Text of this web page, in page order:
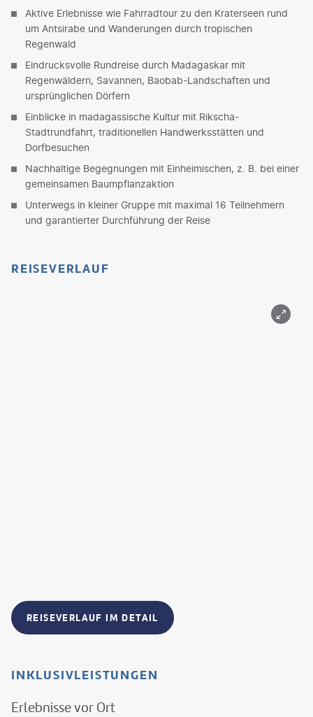
Aktive Erlebnisse wie Fahrradtour zu den Kraterseen rund
um Antsirabe und Wanderungen durch tropischen
Regenwald
Eindrucksvolle Rundreise durch Madagaskar mit
Regenwäldern, Savannen, Baobab-Landschaften und
ursprünglichen Dörfern
Einblicke in madagassische Kultur mit Rikscha-
Stadtrundfahrt, traditionellen Handwerksstätten und
Dorfbesuchen
Nachhaltige Begegnungen mit Einheimischen, z. B. bei einer
gemeinsamen Baumpflanzaktion
Unterwegs in kleiner Gruppe mit maximal 16 Teilnehmern
und garantierter Durchführung der Reise
REISEVERLAUF
REISEVERLAUF IM DETAIL
INKLUSIVLEISTUNGEN
Erlebnisse vor Ort